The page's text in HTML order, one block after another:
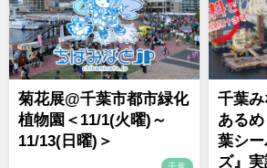
菊花展@千葉市都市緑化
植物園＜11/1(火曜)～
11/13(日曜)＞
千葉
ある
葉シ
ズ』実